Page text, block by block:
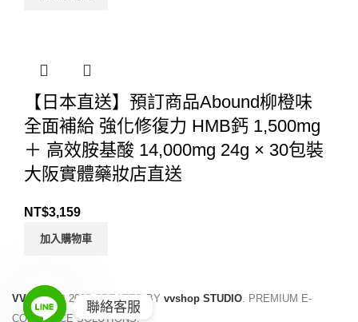
【日本直送】預訂商品Abound柳橙味
全面補給 強化修復力 HMB鈣 1,500mg
＋ 高效胺基酸 14,000mg 24g × 30包裝
大阪實體藥妝店直送
NT$3,159
加入購物車
VVSHOP 2025 CREATED BY vvshop STUDIO . PREMIUM E-
COMMERCE SOLUTIONS.
聯絡客服